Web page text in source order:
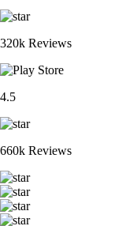
320k Reviews
4.5
660k Reviews